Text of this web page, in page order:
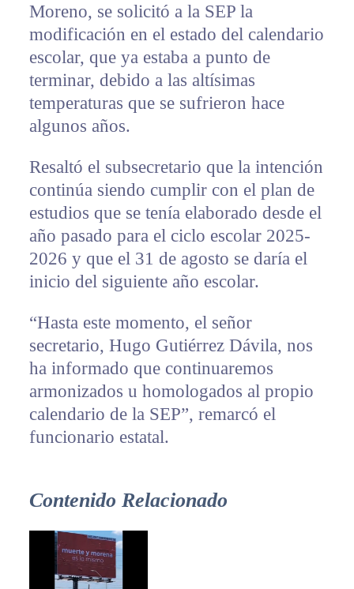
Moreno, se solicitó a la SEP la
modificación en el estado del calendario
escolar, que ya estaba a punto de
terminar, debido a las altísimas
temperaturas que se sufrieron hace
algunos años.
Resaltó el subsecretario que la intención
continúa siendo cumplir con el plan de
estudios que se tenía elaborado desde el
año pasado para el ciclo escolar 2025-
2026 y que el 31 de agosto se daría el
inicio del siguiente año escolar.
“Hasta este momento, el señor
secretario, Hugo Gutiérrez Dávila, nos
ha informado que continuaremos
armonizados u homologados al propio
calendario de la SEP”, remarcó el
funcionario estatal.
Contenido Relacionado